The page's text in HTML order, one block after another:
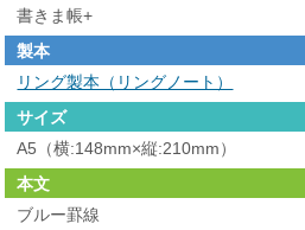
書きま帳+
製本
リング製本（リングノート）
サイズ
A5（横:148mm×縦:210mm）
本文
ブルー罫線